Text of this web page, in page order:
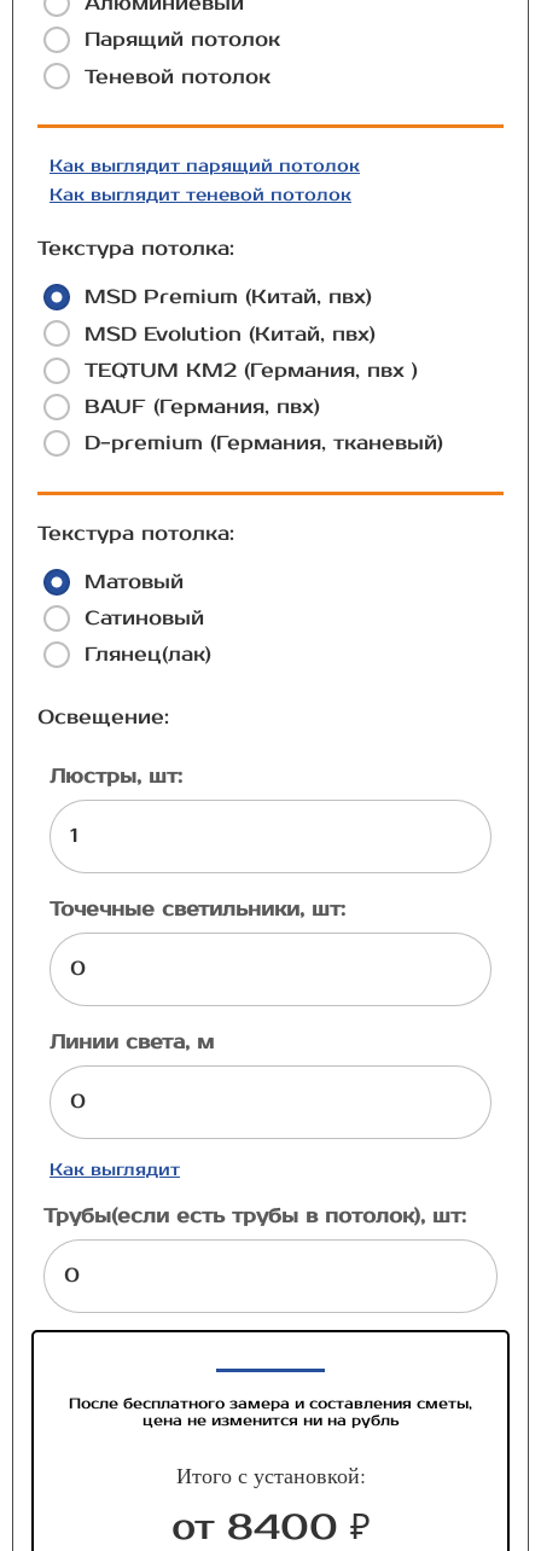
Парящий потолок
Теневой потолок
Как выглядит парящий потолок
Как выглядит теневой потолок
Текстура потолка:
MSD Premium (Китай, пвх)
MSD Evolution (Китай, пвх)
TEQTUM КМ2 (Германия, пвх )
BAUF (Германия, пвх)
D-premium (Германия, тканевый)
Текстура потолка:
Матовый
Сатиновый
Глянец(лак)
Освещение:
Люстры, шт:
Точечные светильники, шт:
Линии света, м
Как выглядит
Трубы(если есть трубы в потолок), шт:
После бесплатного замера и составления сметы,
цена не изменится ни на рубль
Итого с установкой:
от 8400 ₽